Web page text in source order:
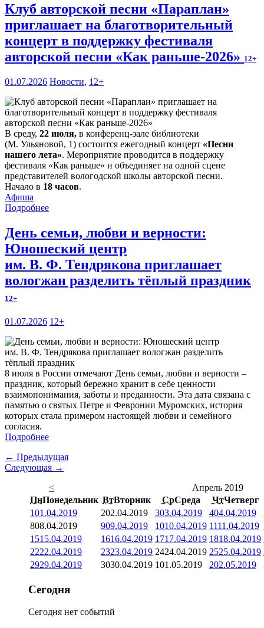
Клуб авторской песни «Параплан»
приглашает на благотворительный
концерт в поддержку фестиваля
авторской песни «Как раньше-2026» 12+
01.07.2026 Новости, 12+
В среду, 22 июля, в конференц-зале библиотеки
(М. Ульяновой, 1) состоится ежегодный концерт «Песни
нашего лета». Мероприятие проводится в поддержку
фестиваля «Как раньше» и объединяет на одной сцене
представителей вологодской школы авторской песни.
Начало в 18 часов.
Афиша
Подробнее
День семьи, любви и верности:
Юношеский центр
им. В. Ф. Тендрякова приглашает
вологжан разделить тёплый праздник
12+
01.07.2026 12+
8 июля в России отмечают День семьи, любви и верности –
праздник, который бережно хранит в себе ценности
взаимопонимания, заботы и преданности. Эта дата связана с
памятью о святых Петре и Февронии Муромских, история
которых стала примером настоящей любви и семейного
согласия.
Подробнее
← Предыдущая
Следующая →
<
Апрель 2019
ПнПонедельник ВтВторник СрСреда ЧтЧетверг
101.04.2019 202.04.2019 303.04.2019 404.04.2019
808.04.2019 909.04.2019 1010.04.2019 1111.04.2019
1515.04.2019 1616.04.2019 1717.04.2019 1818.04.2019
2222.04.2019 2323.04.2019 2424.04.2019 2525.04.2019
2929.04.2019 3030.04.2019 101.05.2019 202.05.2019
Сегодня
Сегодня нет событий